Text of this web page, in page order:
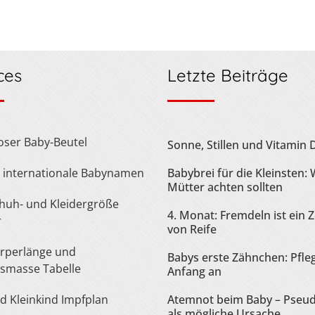
Baby-Beutel
internationale Babynamen
Tabelle
Kleinkind Impfplan
Letzte Beiträge
Sonne, Stillen und Vitamin
Babybrei für die Kleinsten:
Mütter achten sollten
4. Monat: Fremdeln ist ein
von Reife
Babys erste Zähnchen:
Anfang an
Atemnot beim Baby –